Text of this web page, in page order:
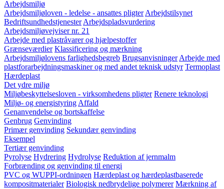
Arbejdsmiljø
Arbejdsmiljøloven - ledelse - ansattes pligter Arbejdstilsynet
Bedriftsundhedstjenester Arbejdspladsvurdering
Arbejdsmiljøvejviser nr. 21
Arbejde med plastråvarer og hjælpestoffer
Grænseværdier Klassificering og mærkning
Arbejdsmiljølovens farlighedsbegreb Brugsanvisninger Arbejde med
plastforarbejdningsmaskiner og med andet teknisk udstyr Termoplast
Hærdeplast
Det ydre miljø
Miljøbeskyttelsesloven - virksomhedens pligter Renere teknologi
Miljø- og energistyring Affald
Genanvendelse og bortskaffelse
Genbrug Genvinding
Primær genvinding Sekundær genvinding
Eksempel
Tertiær genvinding
Pyrolyse Hydrering Hydrolyse Reduktion af jernmalm
Forbrænding og genvinding til energi
PVC og WUPPI-ordningen Hærdeplast og hærdeplastbaserede
kompositmaterialer Biologisk nedbrydelige polymerer Mærkning af